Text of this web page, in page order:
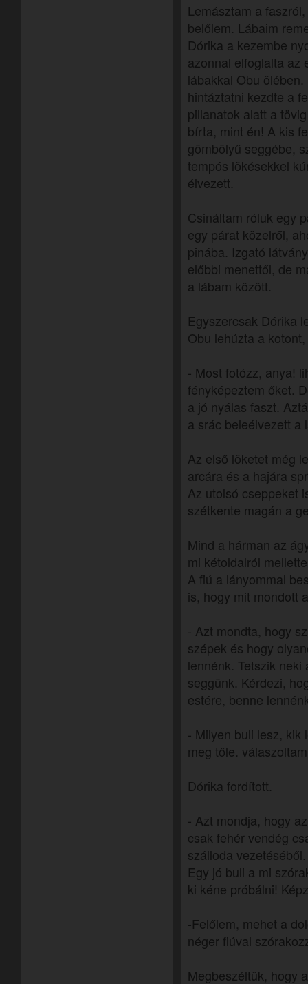
Lemásztam a
belőlem. Lábaim
Dórika a kezembe
azonnal elfoglalta az
lábakkal Obu
hintáztatni kezdte a
pillanatok alatt a
bírta, mint én! A kis
gömbölyű seggébe,
tempós lökésekkel
élvezett.
Csináltam róluk egy
egy párat közelről,
pinába. Izgató
előbbi menettől, de
a lábam között.
Egyszercsak Dórika
Obu lehúzta a
- Most fotózz, anya!
fényképeztem őket.
a jó nyálas faszt.
a srác beleélvezett a
Az első löketet még
arcára és a hajára
Az utolsó cseppeket
szétkente magán a
Mind a hárman az
mi kétoldalról
A fiú a lányommal
is, hogy mit mondott
- Azt mondta, hogy
szépek és hogy
lennénk. Tetszik
seggünk. Kérdezi,
estére, benne
- Milyen buli lesz, kik
meg tőle.
Dórika fordított.
- Azt mondja, hogy
csak fehér vendég
szálloda
Egy jó buli a mi
ki kéne próbálni!
-Felőlem, mehet a
néger fiúval
Megbeszéltük, hogy